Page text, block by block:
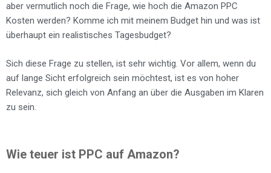
aber vermutlich noch die Frage, wie hoch die Amazon PPC
Kosten werden? Komme ich mit meinem Budget hin und was ist
überhaupt ein realistisches Tagesbudget?
Sich diese Frage zu stellen, ist sehr wichtig. Vor allem, wenn du
auf lange Sicht erfolgreich sein möchtest, ist es von hoher
Relevanz, sich gleich von Anfang an über die Ausgaben im Klaren
zu sein.
Wie teuer ist PPC auf Amazon?